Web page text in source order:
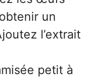
un
l’extrait
petit à